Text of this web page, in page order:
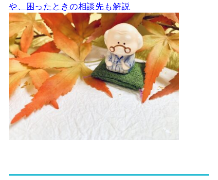
や、困ったときの相談先も解説